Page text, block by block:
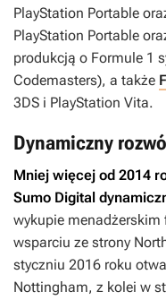
PlayStation Portable
PlayStation Portable
produkcją o Formule 1
Codemasters), a także
3DS i PlayStation Vita.
Dynamiczny
Mniej więcej od 2014
Sumo Digital
wykupie menadżerskim
wsparciu ze strony
styczniu 2016 roku
Nottingham, z kolei w